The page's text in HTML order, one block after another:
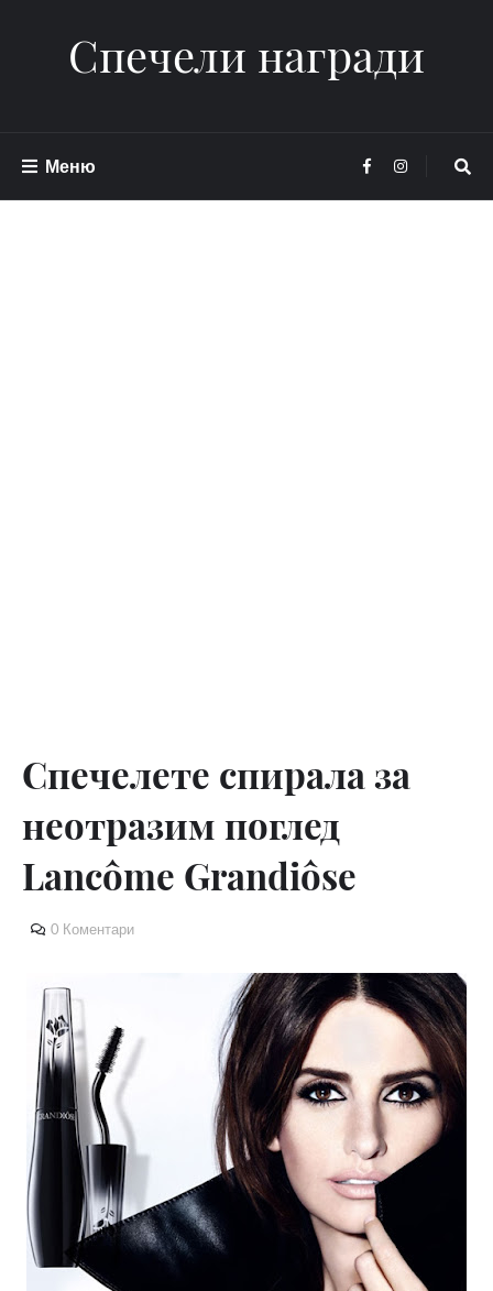
Спечели награди
Меню
Спечелете спирала за
неотразим поглед
Lancôme Grandiôse
0 Коментари